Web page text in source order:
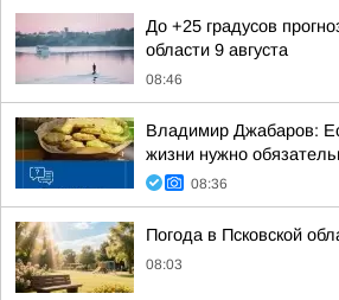
До +25 градусов
области 9 августа
08:46
Владимир Джабаров:
жизни нужно
08:36
Погода в Псковской
08:03